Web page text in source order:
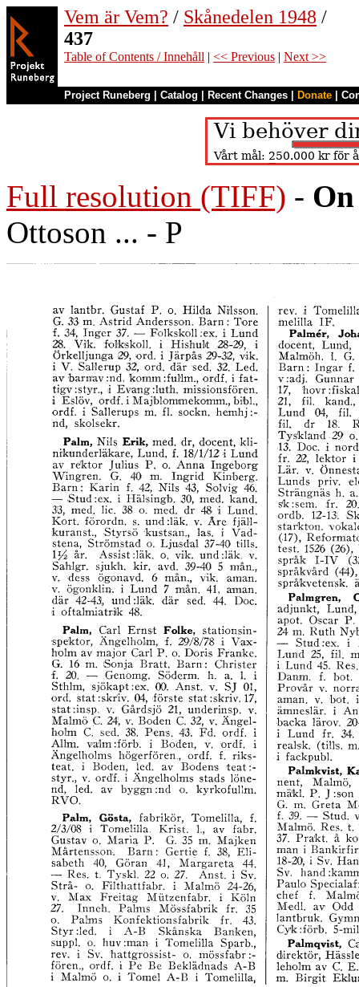
Vem är Vem? / Skånedelen 1948 /
437
Table of Contents / Innehåll | << Previous | Next >>
Project Runeberg Catalog Recent Changes Donate
Full resolution (TIFF) -
Ottoson ... - P